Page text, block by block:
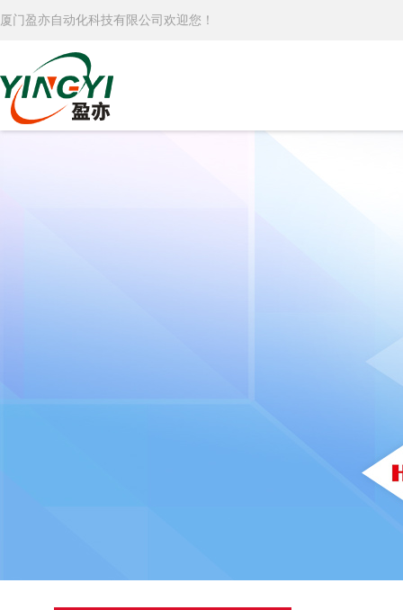
厦门盈亦自动化科技有限公司欢迎您！